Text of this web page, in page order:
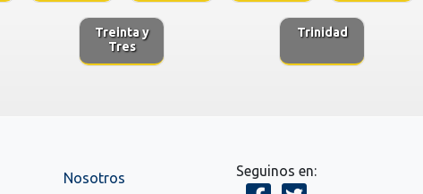
Treinta y
Tres
Trinidad
Nosotros Seguinos en: